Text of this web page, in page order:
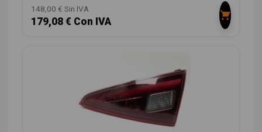
148,00 € Sin IVA
179,08 € Con IVA